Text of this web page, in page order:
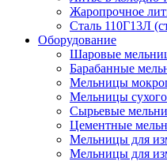
Жаропрочное
Сталь 110Г13Л
Оборудование
Шаровые
Барабанные
Мельницы
Мельницы
Сырьевые
Цементные
Мельницы для
Мельницы для